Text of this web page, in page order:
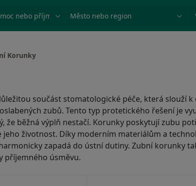
nebo příjmení Město nebo region
Korunky
součást stomatologické péče, která slouží k
zubů. Tento typ protetického řešení je
že běžná výplň nestačí. Korunky poskytují zubu
jeho životnost. Díky moderním materiálům a
zapadá do ústní dutiny. Zubní korunky
příjemného úsměvu.